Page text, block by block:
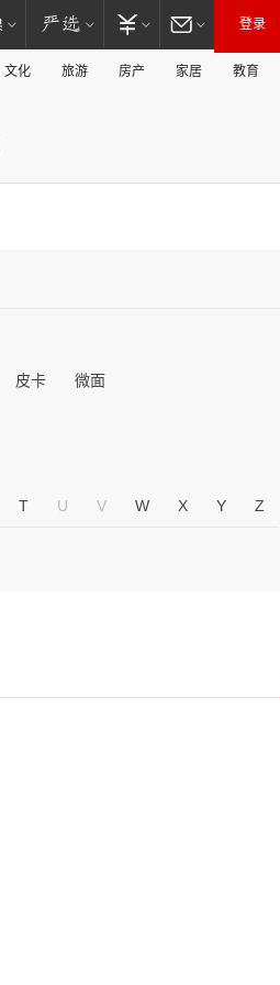
登录
文化 旅游 房产 家居 教育
皮卡 微面
T U V W X Y Z